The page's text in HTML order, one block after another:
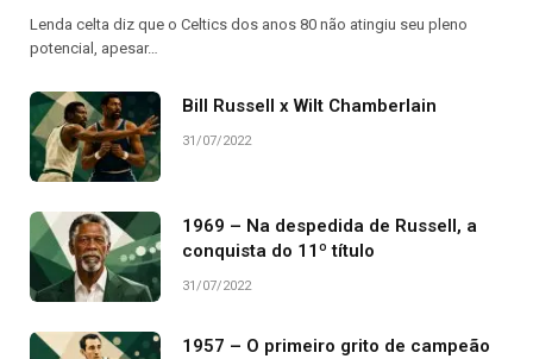
Lenda celta diz que o Celtics dos anos 80 não atingiu seu pleno
potencial, apesar…
Bill Russell x Wilt Chamberlain
31/07/2022
1969 – Na despedida de Russell, a
conquista do 11º título
31/07/2022
1957 – O primeiro grito de campeão